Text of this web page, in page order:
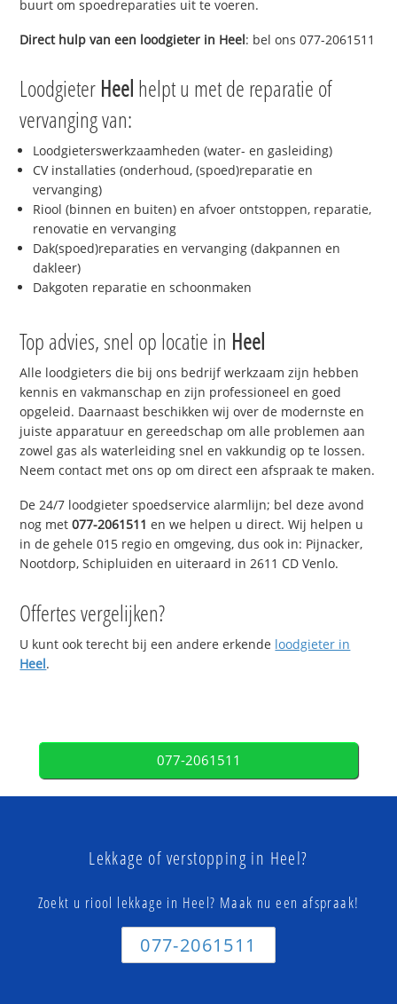
buurt om spoedreparaties uit te voeren.
Direct hulp van een loodgieter in Heel: bel ons 077-2061511
Loodgieter Heel helpt u met de reparatie of
vervanging van:
Loodgieterswerkzaamheden (water- en gasleiding)
CV installaties (onderhoud, (spoed)reparatie en
vervanging)
Riool (binnen en buiten) en afvoer ontstoppen, reparatie,
renovatie en vervanging
Dak(spoed)reparaties en vervanging (dakpannen en
dakleer)
Dakgoten reparatie en schoonmaken
Top advies, snel op locatie in Heel
Alle loodgieters die bij ons bedrijf werkzaam zijn hebben
kennis en vakmanschap en zijn professioneel en goed
opgeleid. Daarnaast beschikken wij over de modernste en
juiste apparatuur en gereedschap om alle problemen aan
zowel gas als waterleiding snel en vakkundig op te lossen.
Neem contact met ons op om direct een afspraak te maken.
De 24/7 loodgieter spoedservice alarmlijn; bel deze avond
nog met077-2061511 en we helpen u direct. Wij helpen u
in de gehele 015 regio en omgeving, dus ook in: Pijnacker,
Nootdorp, Schipluiden en uiteraard in 2611 CD Venlo.
Offertes vergelijken?
U kunt ook terecht bij een andere erkende loodgieter in
Heel.
077-2061511
Lekkage of verstopping in Heel?
Zoekt u riool lekkage in Heel? Maak nu een afspraak!
077-2061511